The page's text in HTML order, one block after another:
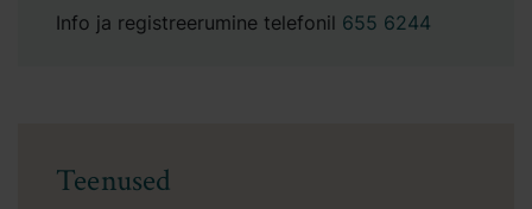
Info ja registreerumine telefonil 655 6244
Teenused